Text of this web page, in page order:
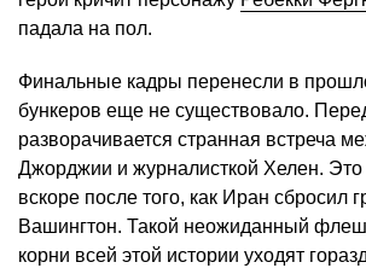
падала на пол.
Финальные кадры перенесли в
бункеров еще не существовало.
разворачивается странная встреча
Джорджии и журналисткой Хелен. Это
вскоре после того, как Иран сбросил
Вашингтон. Такой неожиданный
корни всей этой истории уходят